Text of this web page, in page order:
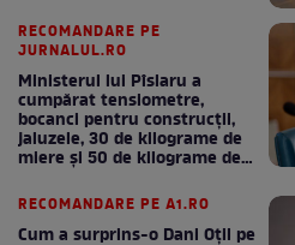
RECOMANDARE PE
JURNALUL.RO
Ministerul lui Pîslaru a
cumpărat tensiometre,
bocanci pentru construcții,
jaluzele, 30 de kilograme de
miere și 50 de kilograme de
RECOMANDARE PE A1.RO
Cum a surprins-o Dani Oțil pe